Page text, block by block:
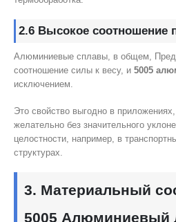
2.6 Высокое соотношение
Алюминиевые сплавы, в общем,
соотношение силы к весу, и 5005
исключением.
Это свойство выгодно в
желательно без значительного
целостности, например, в
структурах.
3. Материальный
5005 Алюминиевый